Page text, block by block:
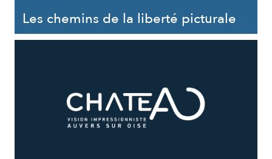
Les chemins de la liberté picturale